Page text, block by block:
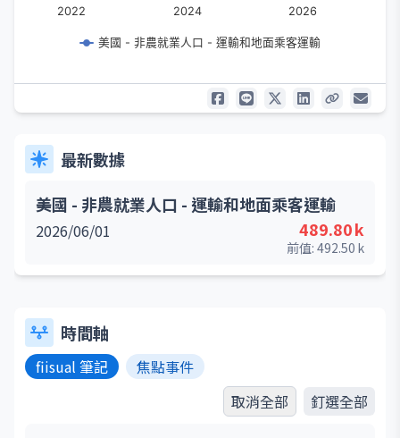
美國 - 非農就業人口 - 運輸和地面乘客運輸
2022 2024 2026
最新數據
美國 - 非農就業人口 - 運輸和地面乘客運輸
2026/06/01 489.80k
前值: 492.50 k
時間軸
fiisual 筆記
焦點事件
取消全部
釘選全部